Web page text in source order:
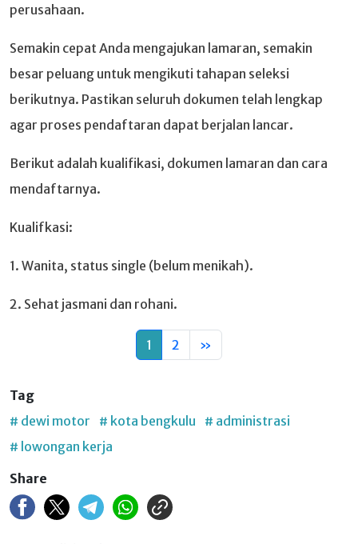
perusahaan.
Semakin cepat Anda mengajukan lamaran, semakin
besar peluang untuk mengikuti tahapan seleksi
berikutnya. Pastikan seluruh dokumen telah lengkap
agar proses pendaftaran dapat berjalan lancar.
Berikut adalah kualifikasi, dokumen lamaran dan cara
mendaftarnya.
Kualifkasi:
1. Wanita, status single (belum menikah).
2. Sehat jasmani dan rohani.
1 2 »
Tag
# dewi motor
# kota bengkulu
# administrasi
# lowongan kerja
Share